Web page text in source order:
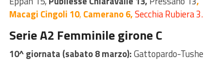
Macagi Cingoli 10, Camerano 6,Secchia Rubiera 3.
Serie A2 Femminile girone C
10^ giornata (sabato 8 marzo):Gattopardo-Tushe